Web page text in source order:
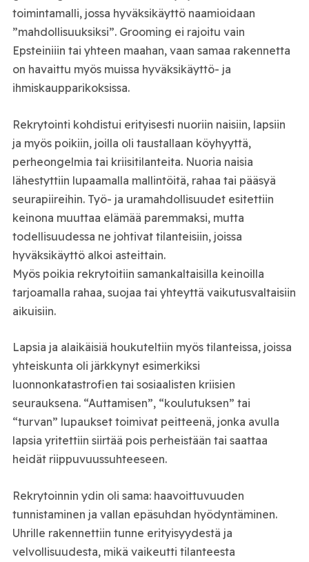
toimintamalli, jossa hyväksikäyttö naamioidaan
”mahdollisuuksiksi”. Grooming ei rajoitu vain
Epsteiniiin tai yhteen maahan, vaan samaa rakennetta
on havaittu myös muissa hyväksikäyttö- ja
ihmiskaupparikoksissa.
Rekrytointi kohdistui erityisesti nuoriin naisiin, lapsiin
ja myös poikiin, joilla oli taustallaan köyhyyttä,
perheongelmia tai kriisitilanteita. Nuoria naisia
lähestyttiin lupaamalla mallintöitä, rahaa tai pääsyä
seurapiireihin. Työ- ja uramahdollisuudet esitettiin
keinona muuttaa elämää paremmaksi, mutta
todellisuudessa ne johtivat tilanteisiin, joissa
hyväksikäyttö alkoi asteittain.
Myös poikia rekrytoitiin samankaltaisilla keinoilla
tarjoamalla rahaa, suojaa tai yhteyttä vaikutusvaltaisiin
aikuisiin.
Lapsia ja alaikäisiä houkuteltiin myös tilanteissa, joissa
yhteiskunta oli järkkynyt esimerkiksi
luonnonkatastrofien tai sosiaalisten kriisien
seurauksena. “Auttamisen”, “koulutuksen” tai
“turvan” lupaukset toimivat peitteenä, jonka avulla
lapsia yritettiin siirtää pois perheistään tai saattaa
heidät riippuvuussuhteeseen.
Rekrytoinnin ydin oli sama: haavoittuvuuden
tunnistaminen ja vallan epäsuhdan hyödyntäminen.
Uhrille rakennettiin tunne erityisyydestä ja
velvollisuudesta, mikä vaikeutti tilanteesta